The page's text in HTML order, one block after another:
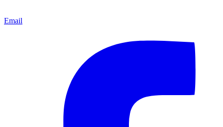
Email